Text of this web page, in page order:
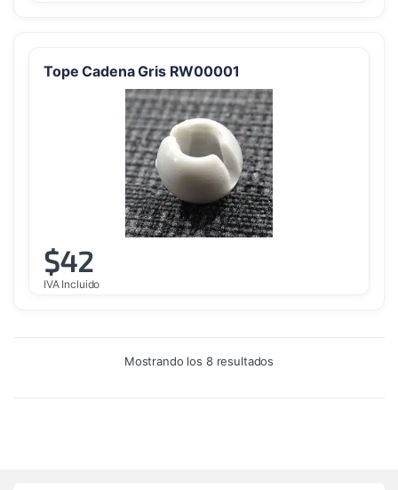
Tope Cadena Gris RW00001
$42
IVA Incluido
Mostrando los 8 resultados